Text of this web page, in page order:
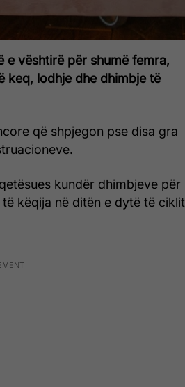
e vështirë për shumë femra,
keq, lodhje dhe dhimbje të
që shpjegon pse disa gra
kundër dhimbjeve për
këqija në ditën e dytë të ciklit